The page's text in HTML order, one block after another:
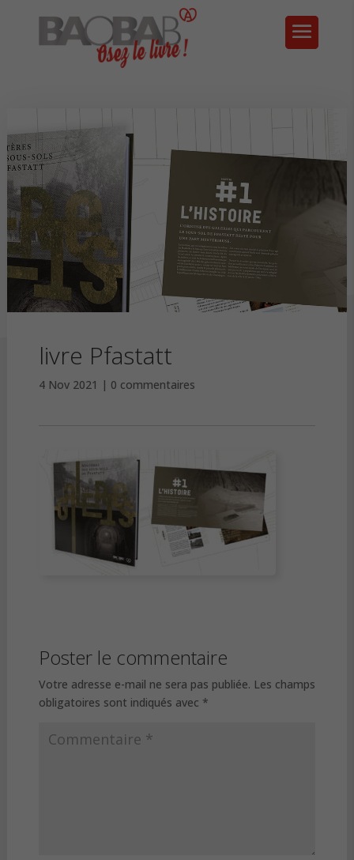
livre Pfastatt
4 Nov 2021 0 commentaires
Poster le commentaire
Votre adresse e-mail ne sera pas publiée. Les champs
obligatoires sont indiqués avec *